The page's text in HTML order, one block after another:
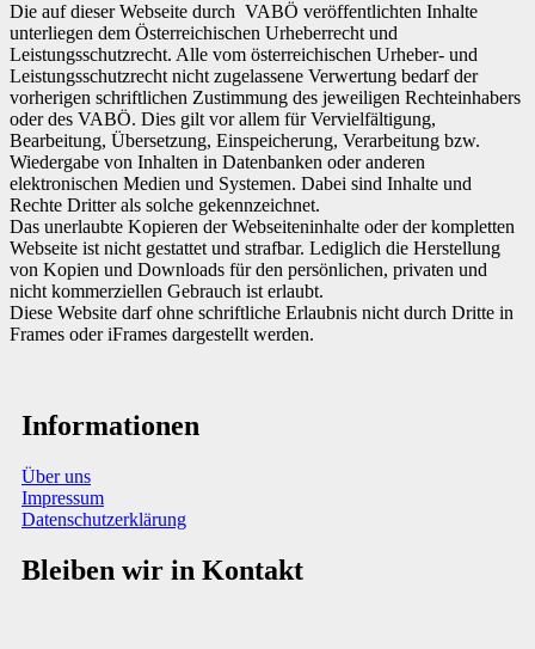
Die auf dieser Webseite durch VABÖ veröffentlichten Inhalte
unterliegen dem Österreichischen Urheberrecht und
Leistungsschutzrecht. Alle vom österreichischen Urheber- und
Leistungsschutzrecht nicht zugelassene Verwertung bedarf der
vorherigen schriftlichen Zustimmung des jeweiligen Rechteinhabers
oder des VABÖ. Dies gilt vor allem für Vervielfältigung,
Bearbeitung, Übersetzung, Einspeicherung, Verarbeitung bzw.
Wiedergabe von Inhalten in Datenbanken oder anderen
elektronischen Medien und Systemen. Dabei sind Inhalte und
Rechte Dritter als solche gekennzeichnet.
Das unerlaubte Kopieren der Webseiteninhalte oder der kompletten
Webseite ist nicht gestattet und strafbar. Lediglich die Herstellung
von Kopien und Downloads für den persönlichen, privaten und
nicht kommerziellen Gebrauch ist erlaubt.
Diese Website darf ohne schriftliche Erlaubnis nicht durch Dritte in
Frames oder iFrames dargestellt werden.
Informationen
Über uns
Impressum
Datenschutzerklärung
Bleiben wir in Kontakt